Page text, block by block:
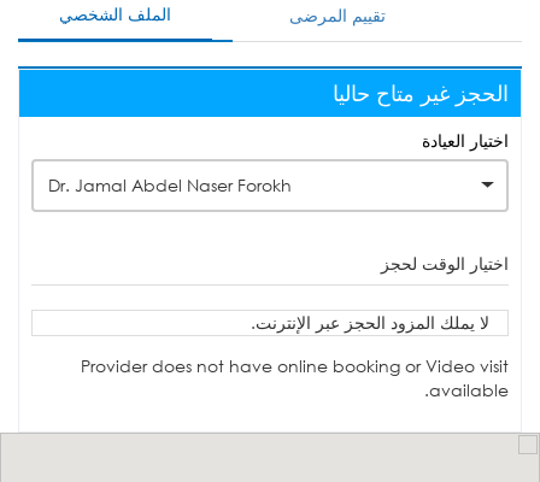
الملف الشخصي تقييم المرضى
الحجز غير متاح حاليا
اختيار العيادة
Dr. Jamal Abdel Naser Forokh
اختيار الوقت لحجز
لا يملك المزود الحجز عبر الإنترنت.
Provider does not have online booking or Video visit
available.